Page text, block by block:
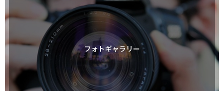
フォトギャラリー